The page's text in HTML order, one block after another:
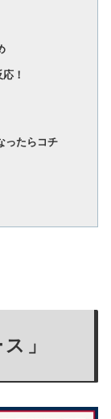
！
ったらコチ
」